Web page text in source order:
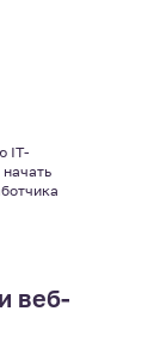
IT-
веб-